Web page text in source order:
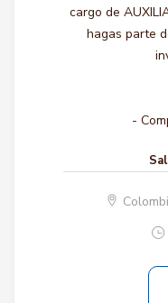
cargo de
hagas parte
-